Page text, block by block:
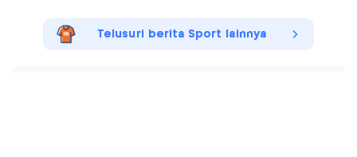
Telusuri berita Sport lainnya